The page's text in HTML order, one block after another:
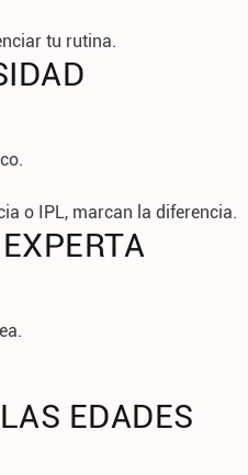
tu rutina.
o IPL, marcan la diferencia.
EDADES